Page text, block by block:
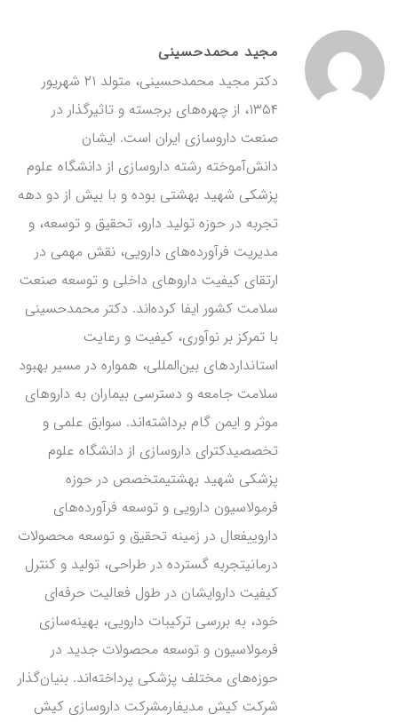
مجید محمدحسینی
دکتر مجید محمدحسینی، متولد ۲۱ شهریور
۱۳۵۴، از چهره‌های برجسته و تاثیرگذار در
صنعت داروسازی ایران است. ایشان
دانش‌آموخته رشته داروسازی از دانشگاه علوم
پزشکی شهید بهشتی بوده و با بیش از دو دهه
تجربه در حوزه تولید دارو، تحقیق و توسعه، و
مدیریت فرآورده‌های دارویی، نقش مهمی در
ارتقای کیفیت داروهای داخلی و توسعه صنعت
سلامت کشور ایفا کرده‌اند. دکتر محمدحسینی
با تمرکز بر نوآوری، کیفیت و رعایت
استانداردهای بین‌المللی، همواره در مسیر بهبود
سلامت جامعه و دسترسی بیماران به داروهای
موثر و ایمن گام برداشته‌اند. سوابق علمی و
تخصصیدکترای داروسازی از دانشگاه علوم
پزشکی شهید بهشتیمتخصص در حوزه
فرمولاسیون دارویی و توسعه فرآورده‌های
داروییفعال در زمینه تحقیق و توسعه محصولات
درمانیتجربه گسترده در طراحی، تولید و کنترل
کیفیت داروایشان در طول فعالیت حرفه‌ای
خود، به بررسی ترکیبات دارویی، بهینه‌سازی
فرمولاسیون و توسعه محصولات جدید در
حوزه‌های مختلف پزشکی پرداخته‌اند. بنیان‌گذار
شرکت کیش مدیفارمشرکت داروسازی کیش